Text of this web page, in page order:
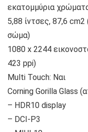
εκατομμύρια
5,88 ίντσες, 87,6
σώμα)
1080 x 2244
423 ppi)
Multi Touch: Ναι
Corning Gorilla Glass
– HDR10 display
– DCI-P3